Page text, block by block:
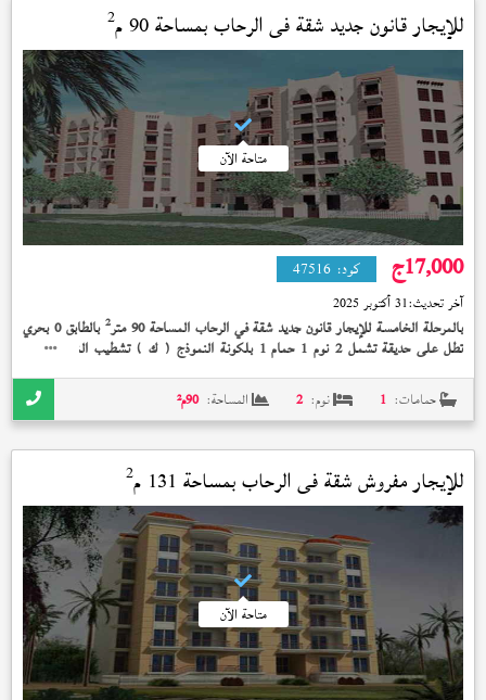
للإيجار قانون جديد شقة فيالرحاببمساحة 90 م 2
متاحة الآن
17,000ج كود: 47516
آخر تحديث:31 أكتوبر 2025
بالمرحلة الخامسة للإيجار قانون جديد شقة في الرحاب المساحة 90 متر 2 بالطابق 0 بحري
تطل على حديقة تشمل 2 نوم 1 حمام 1 بلكونة النموذج ( ك) تشطيب الشركة بسعر
حمامات: 1 نوم: 2 المساحة: 90م²
للإيجار مفروش شقة فيالرحاببمساحة 131 م 2
متاحة الآن